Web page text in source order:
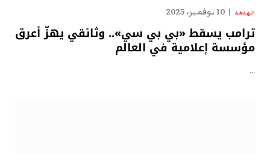
الهدهد 10 نوفمبر، 2025
ترامب يسقط «بي بي سي».. وثائقي يهزّ أعرق
مؤسسة إعلامية في العالم
…